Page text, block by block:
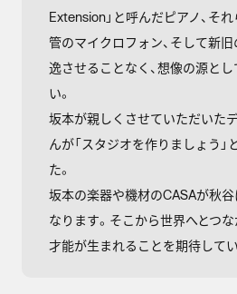
Extension」と呼んだピアノ、そ
管のマイクロフォン、そして新
逸させることなく、想像の源と
い。
坂本が親しくさせていただいた
んが「スタジオを作りましょう
た。
坂本の楽器や機材のCASAが秋谷
なります。そこから世界へとつ
才能が生まれることを期待してい